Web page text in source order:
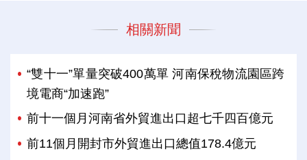
相關新聞
“雙十一”單量突破400萬單 河南保稅物流園區跨
境電商“加速跑”
前十一個月河南省外貿進出口超七千四百億元
前11個月開封市外貿進出口總值178.4億元